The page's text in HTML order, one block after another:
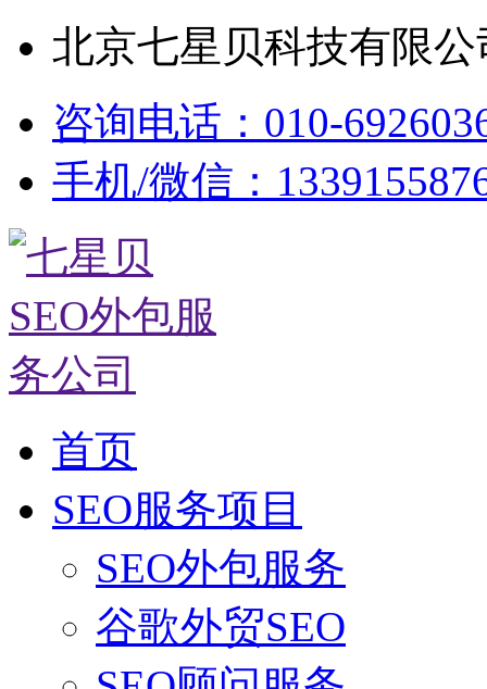
北京七星贝科技有限
咨询电话：010-
手机/微信：
首页
SEO服务项目
SEO外包服务
谷歌外贸SEO